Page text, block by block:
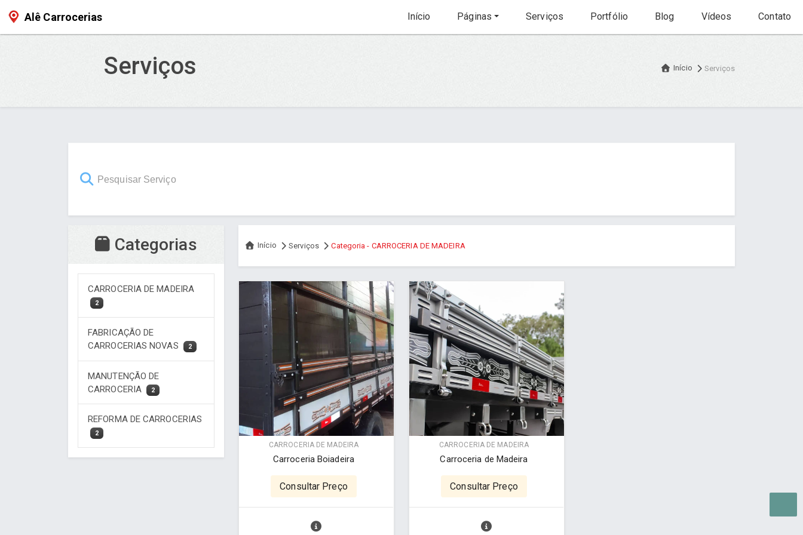
Alê Carrocerias Início Páginas Serviços Portfólio Blog Vídeos Contato
Serviços Início Serviços
Categorias
CARROCERIA DE MADEIRA
2
FABRICAÇÃO DE
CARROCERIAS NOVAS
2
MANUTENÇÃO DE
CARROCERIA
2
REFORMA DE CARROCERIAS
2
Início Serviços Categoria - CARROCERIA DE MADEIRA
CARROCERIA DE MADEIRA
Carroceria Boiadeira
Consultar Preço
CARROCERIA DE MADEIRA
Carroceria de Madeira
Consultar Preço